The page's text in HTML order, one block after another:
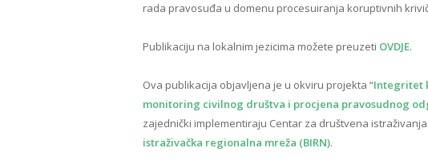
rada pravosuđa u domenu procesuiranja koruptivnih
Publikaciju na lokalnim jezicima možete preuzeti OVDJE.
Ova publikacija objavljena je u okviru projekta “Integritet
monitoring civilnog društva i procjena pravosudnog
zajednički implementiraju Centar za društvena
istraživačka regionalna mreža (BIRN).